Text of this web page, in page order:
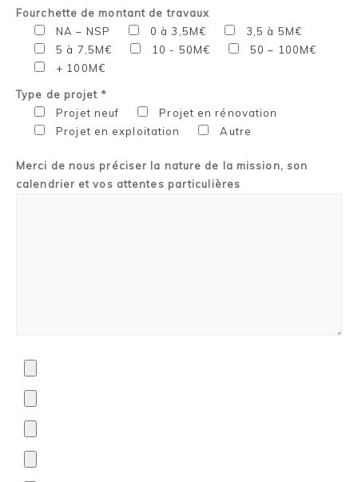
Fourchette de montant de travaux
NA – NSP
0 à 3,5M€
3,5 à 5M€
5 à 7,5M€
10 - 50M€
50 – 100M€
+ 100M€
Type de projet *
Projet neuf
Projet en rénovation
Projet en exploitation
Autre
Merci de nous préciser la nature de la mission, son
calendrier et vos attentes particulières